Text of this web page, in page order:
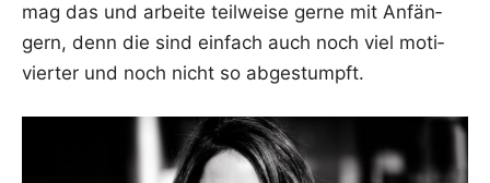
mag das und arbei­te teil­wei­se ger­ne mit Anfän­
gern, denn die sind ein­fach auch noch viel moti­
vier­ter und noch nicht so abgestumpft.